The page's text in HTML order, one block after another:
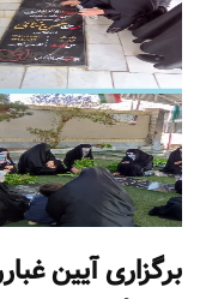
برگزاری آیین